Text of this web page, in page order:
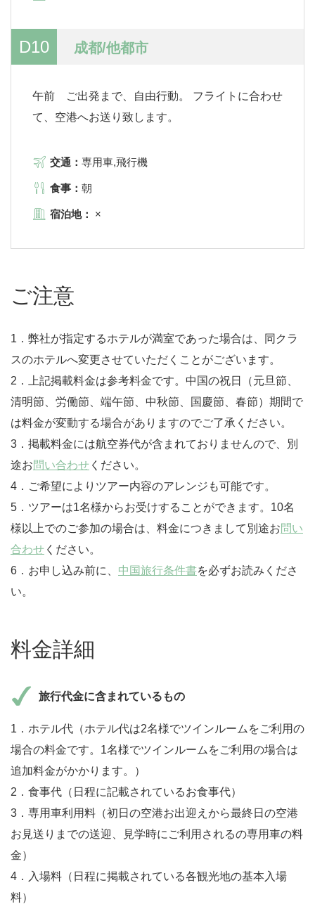
D10 成都/他都市
午前 ご出発まで、自由行動。 フライトに合わせ
て、空港へお送り致します。
交通： 専用車,飛行機
食事： 朝
宿泊地： ×
ご注意
1．弊社が指定するホテルが満室であった場合は、同クラ
スのホテルへ変更させていただくことがございます。
2．上記掲載料金は参考料金です。中国の祝日（元旦節、
清明節、労働節、端午節、中秋節、国慶節、春節）期間で
は料金が変動する場合がありますのでご了承ください。
3．掲載料金には航空券代が含まれておりませんので、別
途お問い合わせ ください。
4．ご希望によりツアー内容のアレンジも可能です。
5．ツアーは1名様からお受けすることができます。10名
様以上でのご参加の場合は、料金につきまして別途お問い
合わせ ください。
6．お申し込み前に、 中国旅行条件書を必ずお読みくださ
い。
料金詳細
旅行代金に含まれているもの
1．ホテル代（ホテル代は2名様でツインルームをご利用の
場合の料金です。1名様でツインルームをご利用の場合は
追加料金がかかります。）
2．食事代（日程に記載されているお食事代）
3．専用車利用料（初日の空港お出迎えから最終日の空港
お見送りまでの送迎、見学時にご利用されるの専用車の料
金）
4．入場料（日程に掲載されている各観光地の基本入場
料）